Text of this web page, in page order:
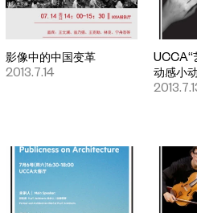
影像中的中国变革
2013.7.14
UCCA“
动感小